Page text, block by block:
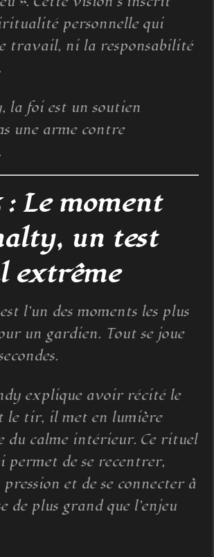
personnelle qui
travail, ni la responsabilité
la foi est un soutien
une arme contre
: Le moment
un test
extrême
l’un des moments les plus
un gardien. Tout se joue
explique avoir récité le
le tir, il met en lumière
du calme intérieur. Ce rituel
permet de se recentrer,
pression et de se connecter à
de plus grand que l’enjeu